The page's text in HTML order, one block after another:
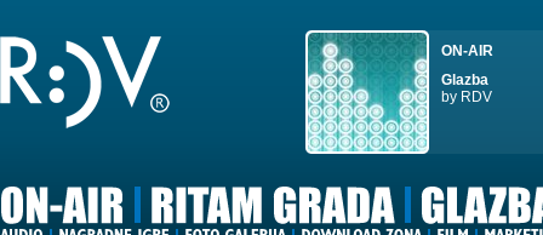
ON-AIR
Glazba
by RDV